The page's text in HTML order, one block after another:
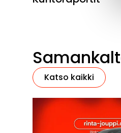
Katso kaikki